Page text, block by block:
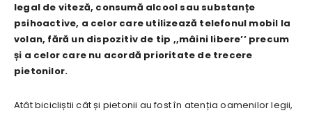
legal de viteză, consumă alcool sau substanțe
psihoactive, a celor care utilizează telefonul mobil la
volan, fără un dispozitiv de tip ,,mâini libere’’ precum
și a celor care nu acordă prioritate de trecere
pietonilor.
Atât bicicliștii cât și pietonii au fost în atenția oamenilor legii,